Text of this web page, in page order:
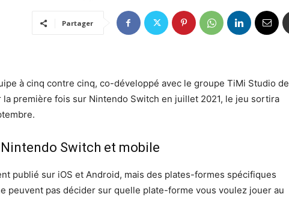
Partager
à cinq contre cinq, co-développé avec le groupe TiMi Studio de
première fois sur Nintendo Switch en juillet 2021, le jeu sortira
Switch et mobile
publié sur iOS et Android, mais des plates-formes spécifiques
peuvent pas décider sur quelle plate-forme vous voulez jouer au